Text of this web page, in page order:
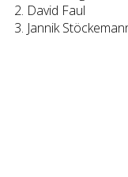
2. David Faul
3. Jannik